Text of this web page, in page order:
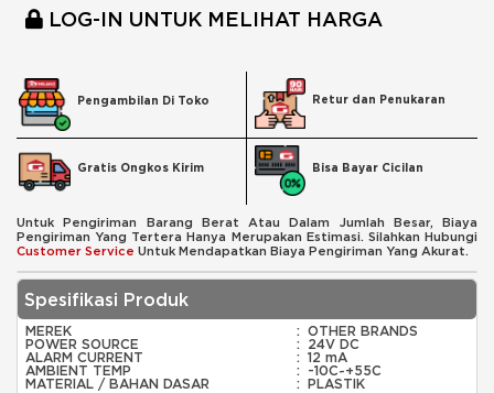
LOG-IN UNTUK MELIHAT HARGA
Pengambilan Di Toko Retur dan Penukaran
Gratis Ongkos Kirim Bisa Bayar Cicilan
Untuk Pengiriman Barang Berat Atau Dalam Jumlah Besar, Biaya
Pengiriman Yang Tertera Hanya Merupakan Estimasi. Silahkan Hubungi
Customer Service Untuk Mendapatkan Biaya Pengiriman Yang Akurat.
Spesifikasi Produk
MEREK : OTHER BRANDS
POWER SOURCE
: 24V DC
ALARM CURRENT
: 12 mA
AMBIENT TEMP
: -10C~+55C
MATERIAL / BAHAN DASAR
: PLASTIK